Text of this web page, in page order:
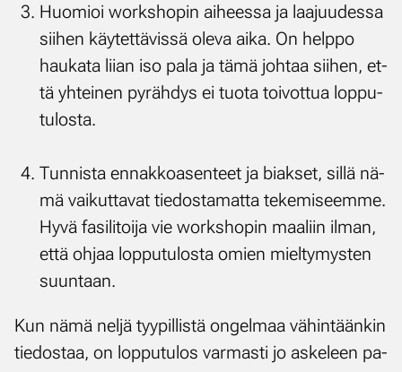
Huo­mioi works­ho­pin ai­hees­sa ja laa­juu­des­sa
sii­hen käy­tet­tä­vis­sä ole­va ai­ka. On help­po
hau­ka­ta lii­an iso pa­la ja tä­mä joh­taa sii­hen, et­
tä yh­tei­nen py­räh­dys ei tuo­ta toi­vot­tua lop­pu­
tu­los­ta.
Tun­nis­ta en­nak­koa­sen­teet ja biak­set, sil­lä nä­
mä vai­kut­ta­vat tie­dos­ta­mat­ta te­ke­mi­seem­me.
Hy­vä fa­si­li­toi­ja vie works­ho­pin maa­liin il­man,
et­tä oh­jaa lop­pu­tu­los­ta omien miel­ty­mys­ten
suun­taan.
Kun nä­mä nel­jä tyy­pil­lis­tä on­gel­maa vä­hin­tään­kin
tie­dos­taa, on lop­pu­tu­los var­mas­ti jo as­ke­leen pa­